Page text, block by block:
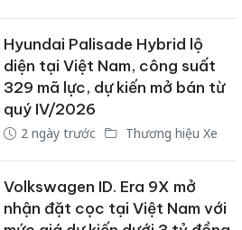
Hyundai Palisade Hybrid lộ
diện tại Việt Nam, công suất
329 mã lực, dự kiến mở bán từ
quý IV/2026
2 ngày trước Thương hiệu Xe
Volkswagen ID. Era 9X mở
nhận đặt cọc tại Việt Nam với